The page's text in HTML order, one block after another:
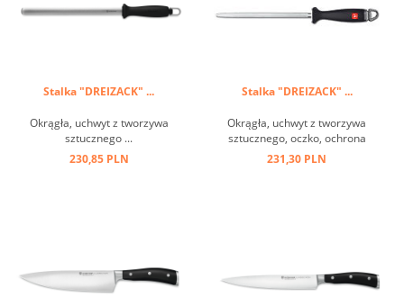
Stalka "DREIZACK" ...
Okrągła, uchwyt z tworzywa
sztucznego ...
230,85 PLN
Stalka "DREIZACK" ...
Okrągła, uchwyt z tworzywa
sztucznego, oczko, ochrona
kciuka ...
231,30 PLN